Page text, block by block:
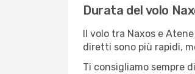
Durata del volo
Il volo tra Naxos e
diretti sono più rapidi,
Ti consigliamo sempre